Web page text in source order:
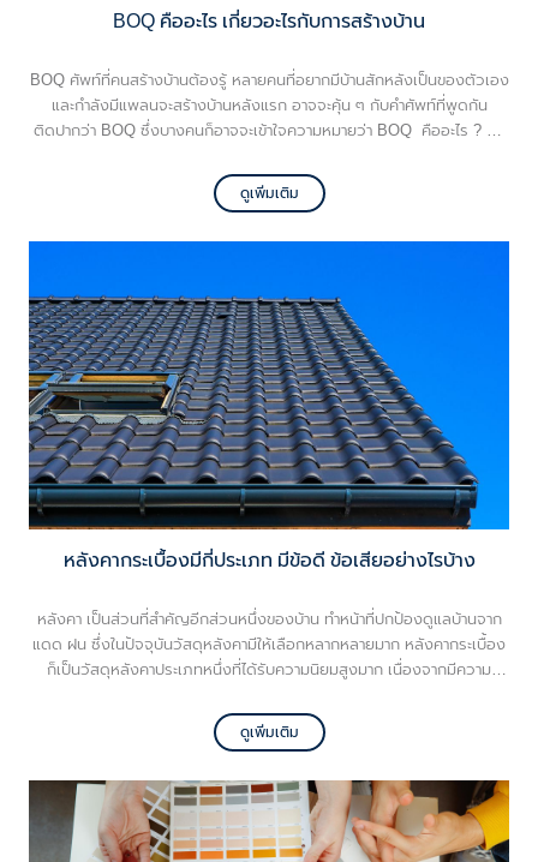
BOQ คืออะไร เกี่ยวอะไรกับการสร้างบ้าน
BOQ ศัพท์ที่คนสร้างบ้านต้องรู้ หลายคนที่อยากมีบ้านสักหลังเป็นของตัวเอง
และกำลังมีแพลนจะสร้างบ้านหลังแรก อาจจะคุ้น ๆ กับคำศัพท์ที่พูดกัน
ติดปากว่า BOQ ซึ่งบางคนก็อาจจะเข้าใจความหมายว่า BOQ คืออะไร ? แต่
แวดวงช่างหรือไม่ได้ใส่ใจเรื่องบ้านมากนัก วันนี้ VG พามาทำความรู้จัก
BOQ คำศัพท์สำคัญที่ต้องรู้ก่อนเริ่มสร้างบ้าน
ดูเพิ่มเติม
หลังคากระเบื้องมีกี่ประเภท มีข้อดี ข้อเสียอย่างไรบ้าง
หลังคา เป็นส่วนที่สำคัญอีกส่วนหนึ่งของบ้าน ทำหน้าที่ปกป้องดูแลบ้านจาก
แดด ฝน ซึ่งในปัจจุบันวัสดุหลังคามีให้เลือกหลากหลายมาก หลังคากระเบื้อง
ก็เป็นวัสดุหลังคาประเภทหนึ่งที่ได้รับความนิยมสูงมาก เนื่องจากมีความ
หลายประเภท แต่ละประเภทมีข้อดี ข้อเสียแตกต่างกันออกไป วันนี้ VG จะพา
มาเจาะลึกรายละเอียดของหลังคากระเบื้องแต่ละประเภท เพื่อเป็นประโยชน์กับ
ดูเพิ่มเติม